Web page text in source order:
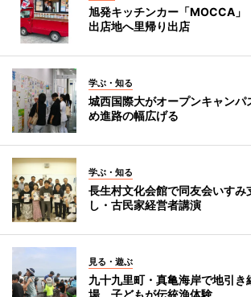
旭発キッチンカー「MOCCA
出店地へ里帰り出店
学ぶ・知る
城西国際大がオープンキャン
め進路の幅広げる
学ぶ・知る
長生村文化会館で同友会いす
し・古民家経営者講演
見る・遊ぶ
九十九里町・真亀海岸で地引
場、子どもが伝統漁体験